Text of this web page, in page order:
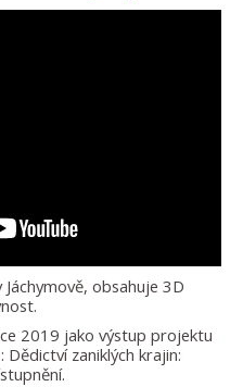
obsahuje 3D
2019 jako výstup projektu
zaniklých krajin: